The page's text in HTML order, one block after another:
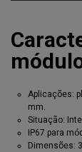
Aplicações:
mm.
Situação:
IP67 para
Dimensões: